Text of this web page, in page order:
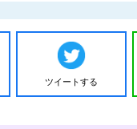
ツイートする